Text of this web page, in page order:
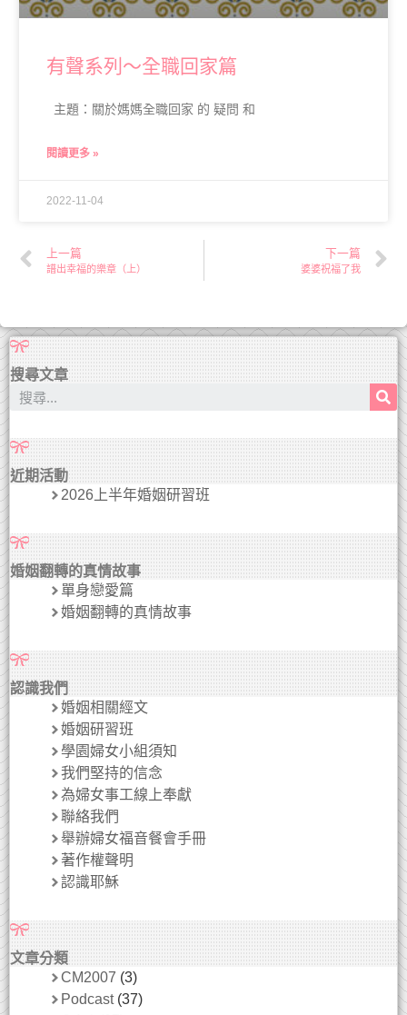
有聲系列～全職回家篇
主題：關於媽媽全職回家 的 疑問 和
閱讀更多 »
2022-11-04
上一篇
譜出幸福的樂章（上）
下一篇
婆婆祝福了我
搜尋文章
近期活動
2026上半年婚姻研習班
婚姻翻轉的真情故事
單身戀愛篇
婚姻翻轉的真情故事
認識我們
婚姻相關經文
婚姻研習班
學園婦女小組須知
我們堅持的信念
為婦女事工線上奉獻
聯絡我們
舉辦婦女福音餐會手冊
著作權聲明
認識耶穌
文章分類
CM2007 (3)
Podcast(37)